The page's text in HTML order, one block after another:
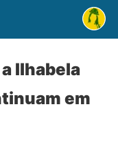
Ilhabela
em